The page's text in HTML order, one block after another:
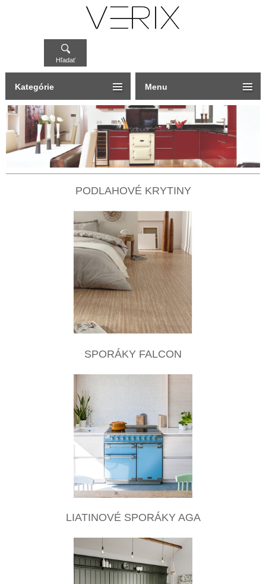
Hľadať
PODLAHOVÉ KRYTINY
SPORÁKY FALCON
LIATINOVÉ SPORÁKY AGA
Kategórie Menu